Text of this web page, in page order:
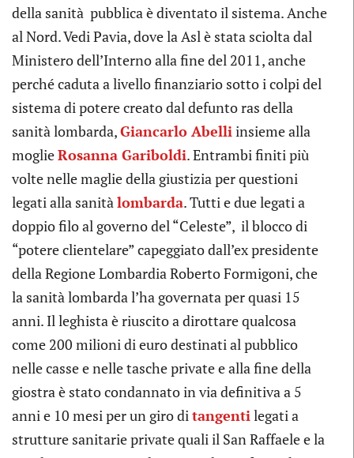
della sanità pubblica è diventato il sistema. Anche
al Nord. Vedi Pavia, dove la Asl è stata sciolta dal
Ministero dell’Interno alla fine del 2011, anche
perché caduta a livello finanziario sotto i colpi del
sistema di potere creato dal defunto ras della
sanità lombarda,Giancarlo Abelliinsieme alla
moglieRosanna Gariboldi. Entrambi finiti più
volte nelle maglie della giustizia per questioni
legati alla sanitàlombarda. Tutti e due legati a
doppio filo al governo del “Celeste”, il blocco di
“potere clientelare” capeggiato dall’ex presidente
della Regione Lombardia Roberto Formigoni, che
la sanità lombarda l’ha governata per quasi 15
anni. Il leghista è riuscito a dirottare qualcosa
come 200 milioni di euro destinati al pubblico
nelle casse e nelle tasche private e alla fine della
giostra è stato condannato in via definitiva a 5
anni e 10 mesi per un giro ditangentilegati a
strutture sanitarie private quali il San Raffaele e la